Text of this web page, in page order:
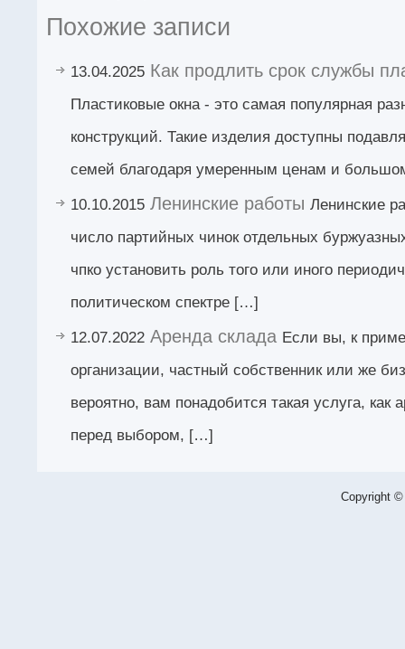
Похожие записи
13.04.2025 Как продлить срок службы
Пластиковые окна - это самая популярная
конструкций. Такие изделия доступны
семей благодаря умеренным ценам и
10.10.2015 Ленинские работы Ленинские
число партийных чинок отдельных
чпко установить роль того или иного
политическом спектре […]
12.07.2022 Аренда склада Если вы, к
организации, частный собственник или же
вероятно, вам понадобится такая услуга, как
перед выбором, […]
Copyright ©